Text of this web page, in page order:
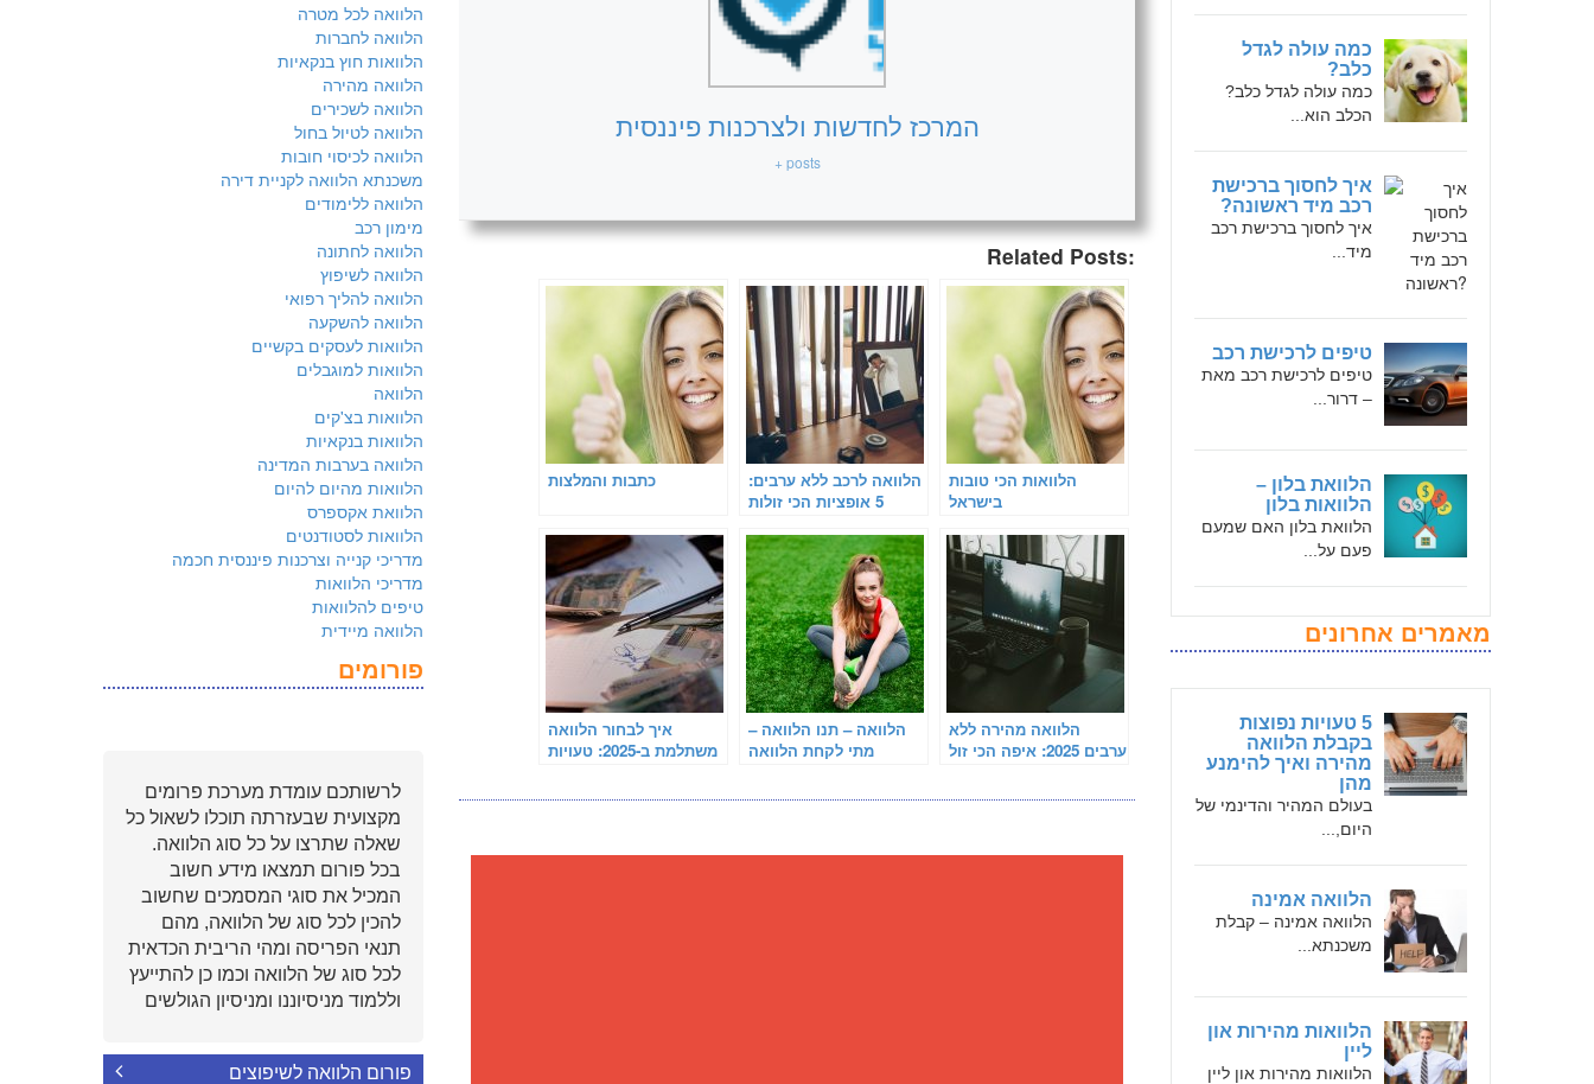
כמה עולה לגדל
כלב?
כמה עולה לגדל כלב?
הכלב הוא...
איך לחסוך ברכישת
רכב מיד ראשונה?
איך לחסוך ברכישת רכב
מיד...
טיפים לרכישת רכב
טיפים לרכישת רכב מאת
– דרור...
הלוואת בלון –
הלוואות בלון
הלוואת בלון האם שמעם
פעם על...
מאמרים אחרונים
5 טעויות נפוצות
בקבלת הלוואה
מהירה ואיך להימנע
מהן
בעולם המהיר והדינמי של
היום,...
הלוואה אמינה
הלוואה אמינה – קבלת
משכנתא...
הלוואות מהירות און
ליין
הלוואות מהירות און ליין
המרכז לחדשות ולצרכנות פיננסית
+ posts
Related Posts:
כתבות והמלצות
הלוואה לרכב ללא ערבים:
5 אופציות הכי זולות
הלוואות הכי טובות
בישראל
איך לבחור הלוואה
משתלמת ב-2025: טעויות
הלוואה – תנו הלוואה –
מתי לקחת הלוואה
הלוואה מהירה ללא
ערבים 2025: איפה הכי זול
הלוואה לכל מטרה
הלוואה לחברות
הלוואות חוץ בנקאיות
הלוואה מהירה
הלוואה לשכירים
הלוואה לטיול בחול
הלוואה לכיסוי חובות
משכנתא הלוואה לקניית דירה
הלוואה ללימודים
מימון רכב
הלוואה לחתונה
הלוואה לשיפוץ
הלוואה להליך רפואי
הלוואה להשקעה
הלוואות לעסקים בקשיים
הלוואות למוגבלים
הלוואה
הלוואות בצ'קים
הלוואות בנקאיות
הלוואה בערבות המדינה
הלוואות מהיום להיום
הלוואת אקספרס
הלוואות לסטודנטים
מדריכי קנייה וצרכנות פיננסית חכמה
מדריכי הלוואות
טיפים להלוואות
הלוואה מיידית
פורומים
לרשותכם עומדת מערכת פרומים
מקצועית שבעזרתה תוכלו לשאול כל
שאלה שתרצו על כל סוג הלוואה.
בכל פורום תמצאו מידע חשוב
המכיל את סוגי המסמכים שחשוב
להכין לכל סוג של הלוואה, מהם
תנאי הפריסה ומהי הריבית הכדאית
לכל סוג של הלוואה וכמו כן להתייעץ
וללמוד מניסיוננו ומניסיון הגולשים
פורום הלוואה לשיפוצים